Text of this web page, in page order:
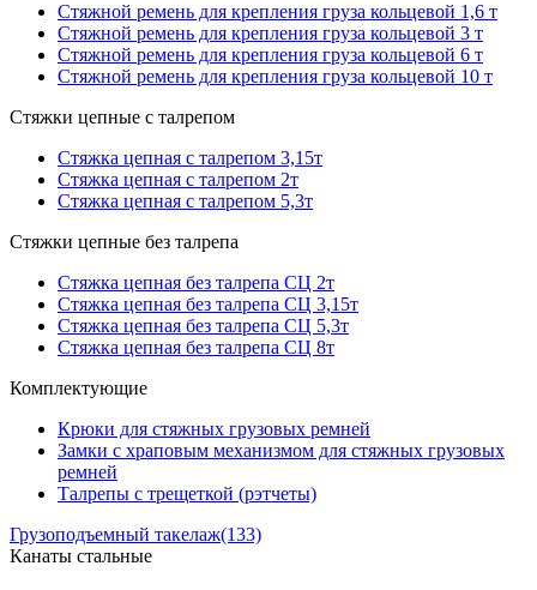
Стяжной ремень для крепления груза кольцевой 1,6 т
Стяжной ремень для крепления груза кольцевой 3 т
Стяжной ремень для крепления груза кольцевой 6 т
Стяжной ремень для крепления груза кольцевой 10 т
Стяжки цепные с талрепом
Стяжка цепная с талрепом 3,15т
Стяжка цепная с талрепом 2т
Стяжка цепная с талрепом 5,3т
Стяжки цепные без талрепа
Стяжка цепная без талрепа СЦ 2т
Стяжка цепная без талрепа СЦ 3,15т
Стяжка цепная без талрепа СЦ 5,3т
Стяжка цепная без талрепа СЦ 8т
Комплектующие
Крюки для стяжных грузовых ремней
Замки с храповым механизмом для стяжных грузовых
ремней
Талрепы с трещеткой (рэтчеты)
Грузоподъемный такелаж(133)
Канаты стальные